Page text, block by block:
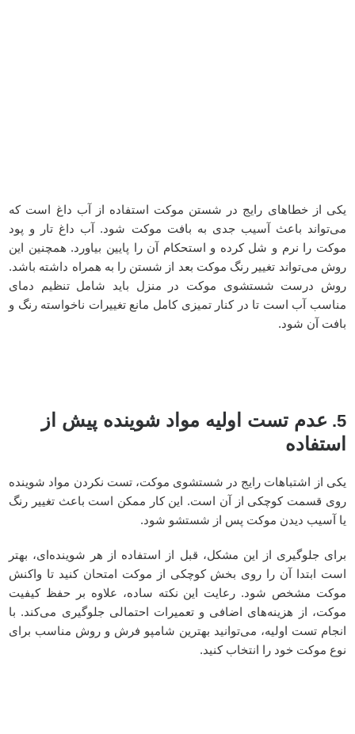
یکی از خطاهای رایج در شستن موکت استفاده از آب داغ است که
می‌تواند باعث آسیب جدی به بافت موکت شود. آب داغ تار و پود
موکت را نرم و شل کرده و استحکام آن را پایین بیاورد. همچنین این
روش می‌تواند تغییر رنگ موکت بعد از شستن را به همراه داشته باشد.
روش درست شستشوی موکت در منزل باید شامل تنظیم دمای
مناسب آب است تا در کنار تمیزی کامل مانع تغییرات ناخواسته رنگ و
بافت آن شود.
5. عدم تست اولیه مواد شوینده پیش از
استفاده
یکی از اشتباهات رایج در شستشوی موکت، تست نکردن مواد شوینده
روی قسمت کوچکی از آن است. این کار ممکن است باعث تغییر رنگ
یا آسیب دیدن موکت پس از شستشو شود.
برای جلوگیری از این مشکل، قبل از استفاده از هر شوینده‌ای، بهتر
است ابتدا آن را روی بخش کوچکی از موکت امتحان کنید تا واکنش
موکت مشخص شود. رعایت این نکته ساده، علاوه بر حفظ کیفیت
موکت، از هزینه‌های اضافی و تعمیرات احتمالی جلوگیری می‌کند. با
انجام تست اولیه، می‌توانید بهترین شامپو فرش و روش مناسب برای
نوع موکت خود را انتخاب کنید.